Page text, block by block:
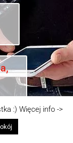
:) Więcej info ->